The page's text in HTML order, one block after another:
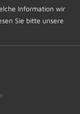
Information wir
Sie bitte unsere